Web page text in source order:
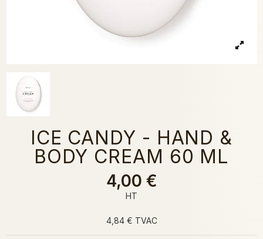
ICE CANDY - HAND &
BODY CREAM 60 ML
4,00 €
HT
4,84 € TVAC